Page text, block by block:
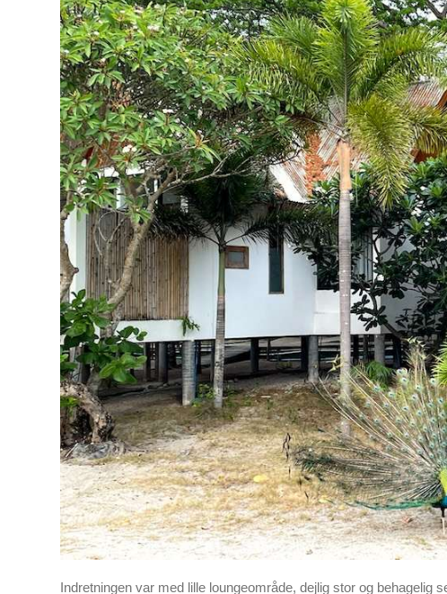
Indretningen var med lille loungeområde, dejlig stor og behagelig